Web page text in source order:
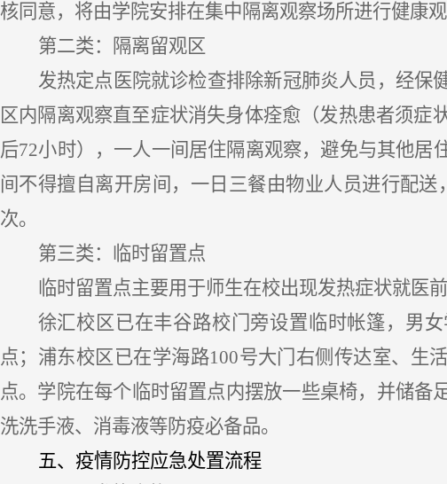
核同意，将由学院安排在集中隔离观察场所进行健康观
第二类：隔离留观区
发热定点医院就诊检查排除新冠肺炎人员，经保
区内隔离观察直至症状消失身体痊愈（发热患者须症
后72小时），一人一间居住隔离观察，避免与其他居
间不得擅自离开房间，一日三餐由物业人员进行配
次。
第三类：临时留置点
临时留置点主要用于师生在校出现发热症状就医
徐汇校区已在丰谷路校门旁设置临时帐篷，男
点；浦东校区已在学海路100号大门右侧传达室、生
点。学院在每个临时留置点内摆放一些桌椅，并储备
洗洗手液、消毒液等防疫必备品。
五、疫情防控应急处置流程